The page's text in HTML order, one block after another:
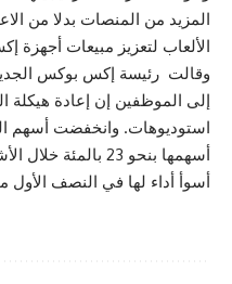
المزيد من المنصات بدلا من
الألعاب لتعزيز مبيعات أجهزة
وقالت رئيسة إكس بوكس
إلى الموظفين ⁠إن إعادة
أسوأ أداء لها في النصف الأول منذ